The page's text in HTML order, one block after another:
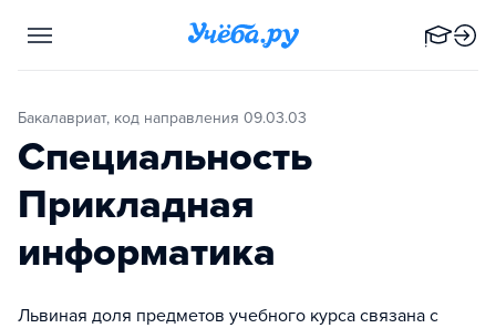
Бакалавриат, код направления 09.03.03
Специальность
Прикладная
информатика
Львиная доля предметов учебного курса связана с